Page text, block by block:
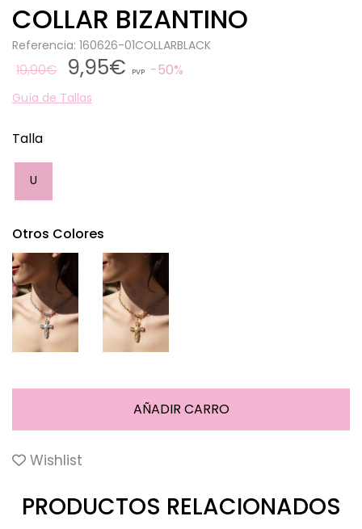
COLLAR BIZANTINO
Referencia: 160626-01COLLARBLACK
19,90€ 9,95€ PVP 50%
Guía de Tallas
Talla
U
Otros Colores
Wishlist
PRODUCTOS RELACIONADOS